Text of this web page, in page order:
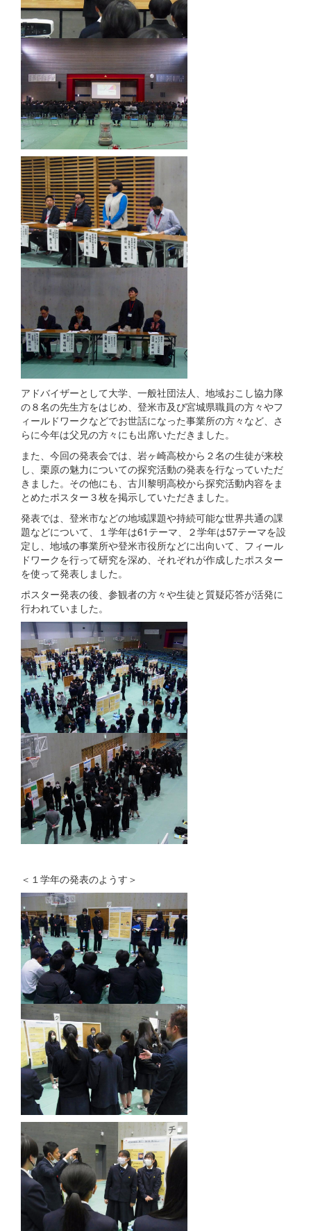
アドバイザーとして大学、一般社団法人、地域おこし協力隊
の８名の先生方をはじめ、登米市及び宮城県職員の方々やフ
ィールドワークなどでお世話になった事業所の方々など、さ
らに今年は父兄の方々にも出席いただきました。
また、今回の発表会では、岩ヶ崎高校から２名の生徒が来校
し、栗原の魅力についての探究活動の発表を行なっていただ
きました。その他にも、古川黎明高校から探究活動内容をま
とめたポスター３枚を掲示していただきました。
発表では、登米市などの地域課題や持続可能な世界共通の課
題などについて、１学年は61テーマ、２学年は57テーマを設
定し、地域の事業所や登米市役所などに出向いて、フィール
ドワークを行って研究を深め、それぞれが作成したポスター
を使って発表しました。
ポスター発表の後、参観者の方々や生徒と質疑応答が活発に
行われていました。
＜１学年の発表のようす＞